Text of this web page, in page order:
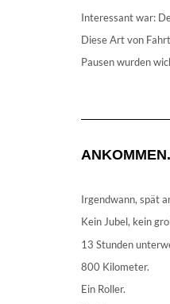
Interessant war:
Diese Art von
Pausen wurden
Irgendwann, spät
Kein Jubel, kein
13 Stunden
800 Kilometer.
Ein Roller.